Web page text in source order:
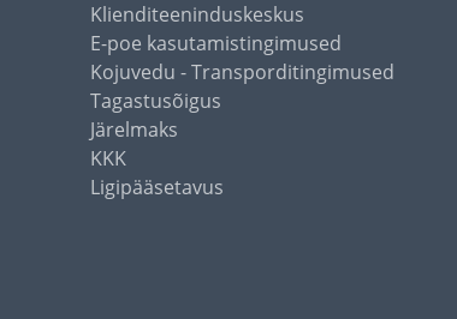
Klienditeeninduskeskus
E-poe kasutamistingimused
Kojuvedu - Transporditingimused
Tagastusõigus
Järelmaks
KKK
Ligipääsetavus